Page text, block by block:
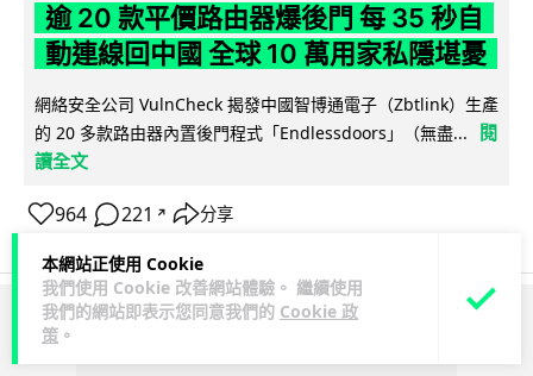
本網站正使用 Cookie
我們使用 Cookie 改善網站體驗。 繼續使用
我們的網站即表示您同意我們的 Cookie 政
策 。
逾 20 款平價路由器爆後門 每 35 秒自
動連線回中國 全球 10 萬用家私隱堪憂
網絡安全公司 VulnCheck 揭發中國智博通電子（Zbtlink）生產
的 20 多款路由器內置後門程式「Endlessdoors」（無盡...
閱
讀全文
964 221 ↗ 分享